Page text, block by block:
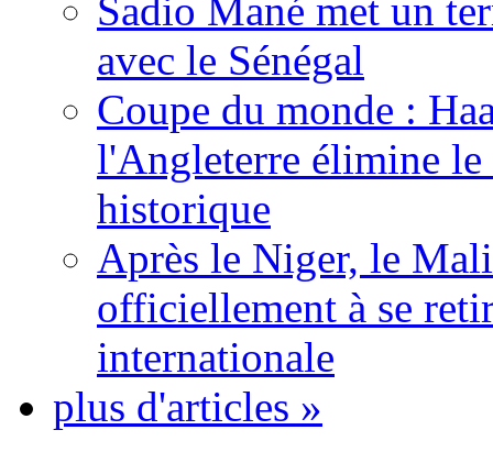
Sadio Mané met un
avec le Sénégal
Coupe du monde :
l'Angleterre élimine
historique
Après le Niger, le
officiellement à se
internationale
plus d'articles »